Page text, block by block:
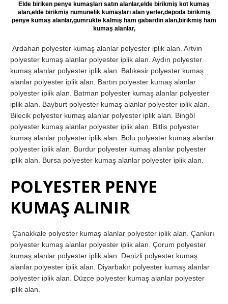
Elde biriken penye kumaşları satın alanlar,elde birikmiş kot kumaş
alan,elde birikmiş numunelik kumaşları alan yerler,depoda birikmiş
penye kumaş alanlar,gümrükte kalmış ham gabardin alan,birikmiş ham
kumaş alanlar,
Ardahan polyester kumaş alanlar polyester iplik alan. Artvin
polyester kumaş alanlar polyester iplik alan. Aydın polyester
kumaş alanlar polyester iplik alan. Balıkesir polyester kumaş
alanlar polyester iplik alan. Bartın polyester kumaş alanlar
polyester iplik alan. Batman polyester kumaş alanlar polyester
iplik alan. Bayburt polyester kumaş alanlar polyester iplik alan.
Bilecik polyester kumaş alanlar polyester iplik alan. Bingöl
polyester kumaş alanlar polyester iplik alan. Bitlis polyester
kumaş alanlar polyester iplik alan. Bolu polyester kumaş alanlar
polyester iplik alan. Burdur polyester kumaş alanlar polyester
iplik alan. Bursa polyester kumaş alanlar polyester iplik alan.
POLYESTER PENYE
KUMAŞ ALINIR
Çanakkale polyester kumaş alanlar polyester iplik alan. Çankırı
polyester kumaş alanlar polyester iplik alan. Çorum polyester
kumaş alanlar polyester iplik alan. Denizli polyester kumaş
alanlar polyester iplik alan. Diyarbakır polyester kumaş alanlar
polyester iplik alan. Düzce polyester kumaş alanlar polyester
iplik alan.